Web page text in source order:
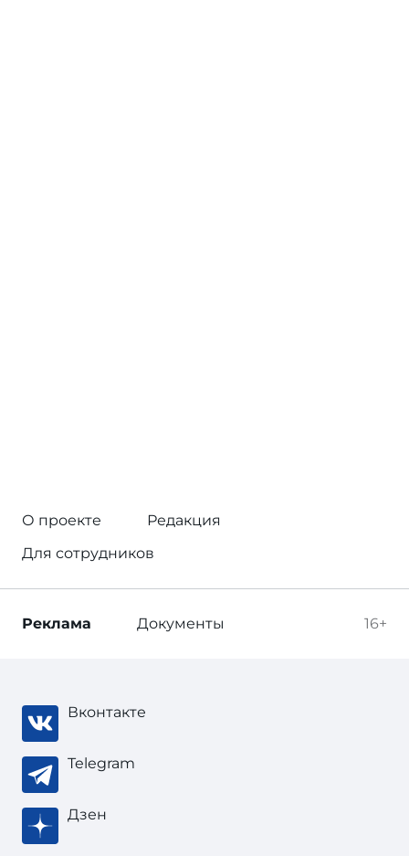
О проекте
Редакция
Для сотрудников
16+
Реклама Документы
Вконтакте
Telegram
Дзен